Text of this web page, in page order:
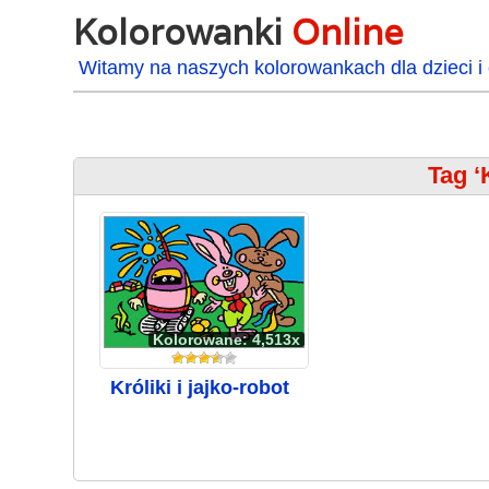
Kolorowanki Online
Witamy na naszych kolorowankach dla dzieci
Tag
Kolorowane: 4,513x
Króliki i jajko-robot